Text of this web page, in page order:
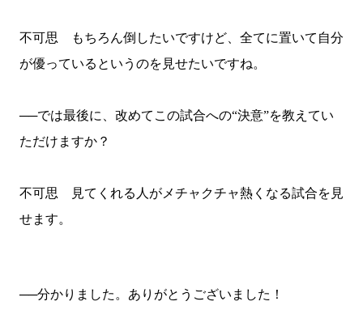
不可思 もちろん倒したいですけど、全てに置いて自分
が優っているというのを見せたいですね。
──では最後に、改めてこの試合への“決意”を教えてい
ただけますか？
不可思 見てくれる人がメチャクチャ熱くなる試合を見
せます。
──分かりました。ありがとうございました！